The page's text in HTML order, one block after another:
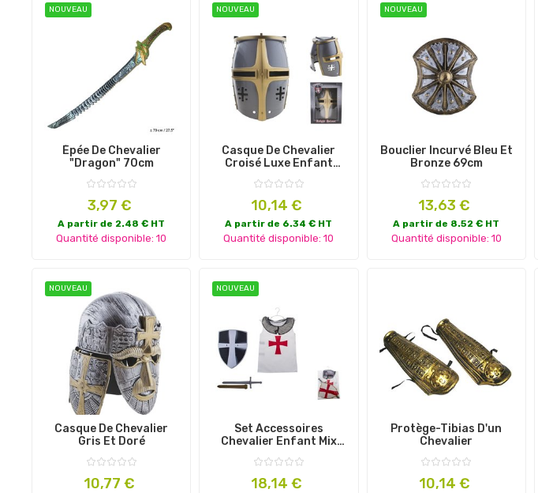
NOUVEAU
Épée De Chevalier
"dragon" 70cm
Prix
3,97 €
A partir de 2.48 € HT
Quantité disponible: 10
NOUVEAU
Casque De Chevalier
Croisé Luxe Enfant
Prix
10,14 €
A partir de 6.34 € HT
Quantité disponible: 10
NOUVEAU
Bouclier Incurvé Bleu Et
Bronze 69cm
Prix
13,63 €
A partir de 8.52 € HT
Quantité disponible: 10
NOUVEAU
Casque De Chevalier
Gris Et Doré
Prix
10,77 €
NOUVEAU
Set Accessoires
Chevalier Enfant Mix
Prix
18,14 €
Protège-Tibias D'un
Chevalier
Prix
10,14 €